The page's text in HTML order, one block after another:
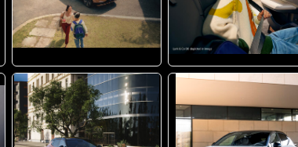
JPG PNG